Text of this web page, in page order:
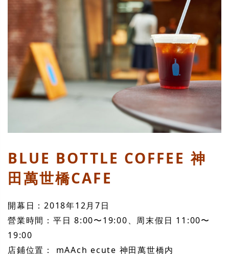
BLUE BOTTLE COFFEE 神
田萬世橋CAFE
開幕日：2018年12月7日
營業時間：平日 8:00〜19:00、周末假日 11:00〜
19:00
店鋪位置： mAAch ecute 神田萬世橋内